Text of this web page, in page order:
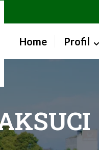
Home Profil